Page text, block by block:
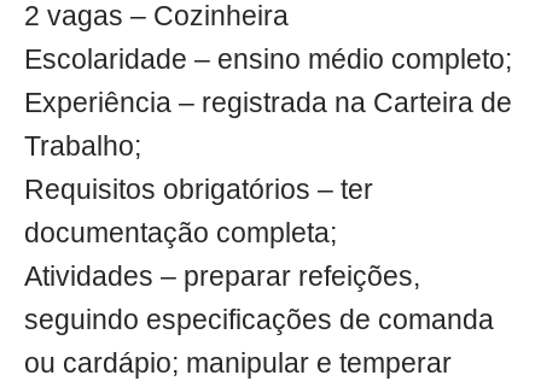
2 vagas – Cozinheira
Escolaridade – ensino médio completo;
Experiência – registrada na Carteira de
Trabalho;
Requisitos obrigatórios – ter
documentação completa;
Atividades – preparar refeições,
seguindo especificações de comanda
ou cardápio; manipular e temperar